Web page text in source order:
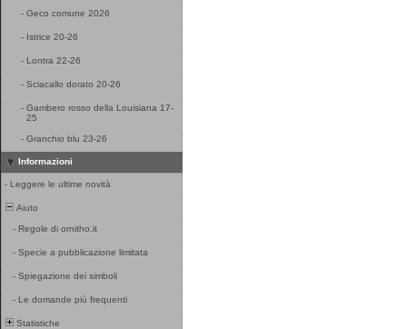
- Geco comune 2026
- Istrice 20-26
- Lontra 22-26
- Sciacallo dorato 20-26
- Gambero rosso della Louisiana 17-
25
- Granchio blu 23-26
Informazioni
- Leggere le ultime novità
Aiuto
- Regole di ornitho.it
- Specie a pubblicazione limitata
- Spiegazione dei simboli
- Le domande più frequenti
Statistiche